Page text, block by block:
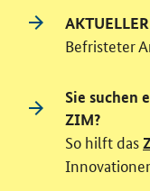
Befristeter
Sie suchen
ZIM?
So hilft das